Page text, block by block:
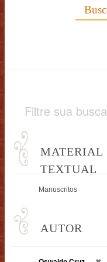
Filtre sua busca
MATERIAL
TEXTUAL
Manuscritos
AUTOR